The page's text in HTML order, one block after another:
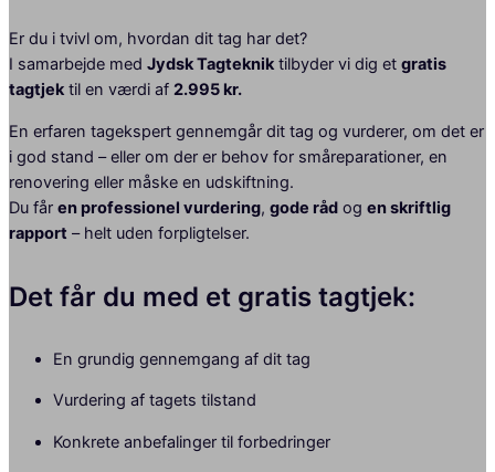
Er du i tvivl om, hvordan dit tag har det?
I samarbejde med Jydsk Tagteknik tilbyder vi dig et gratis
tagtjek til en værdi af 2.995 kr.
En erfaren tagekspert gennemgår dit tag og vurderer, om det er
i god stand – eller om der er behov for småreparationer, en
renovering eller måske en udskiftning.
Du får en professionel vurdering, gode råd og en skriftlig
rapport – helt uden forpligtelser.
Det får du med et gratis tagtjek:
En grundig gennemgang af dit tag
Vurdering af tagets tilstand
Konkrete anbefalinger til forbedringer